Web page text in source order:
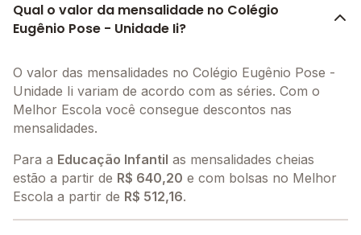
Qual o valor da mensalidade no Colégio
Eugênio Pose - Unidade Ii?
O valor das mensalidades no Colégio Eugênio Pose -
Unidade Ii variam de acordo com as séries. Com o
Melhor Escola você consegue descontos nas
mensalidades.
Para a Educação Infantil as mensalidades cheias
estão a partir de R$ 640,20 e com bolsas no Melhor
Escola a partir de R$ 512,16.